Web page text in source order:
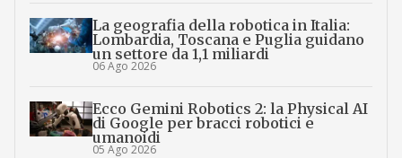
La geografia della robotica in Italia:
Lombardia, Toscana e Puglia guidano
un settore da 1,1 miliardi
06 Ago 2026
Ecco Gemini Robotics 2: la Physical AI
di Google per bracci robotici e
umanoidi
05 Ago 2026